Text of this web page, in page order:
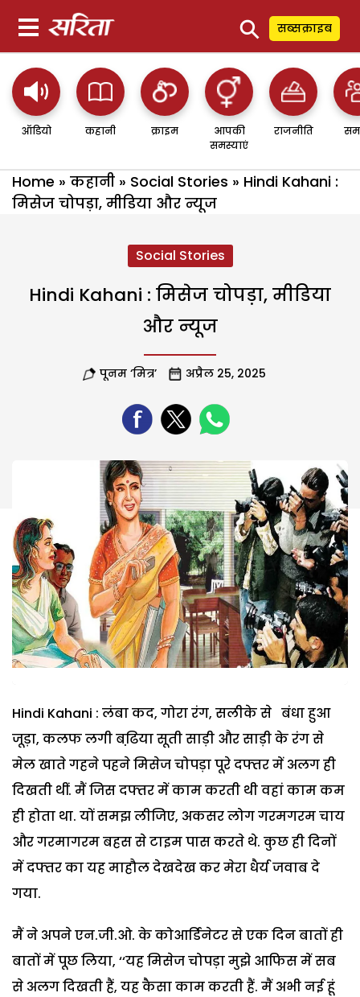
⚲ सब्सक्राइब
ऑडियो कहानी क्राइम
आपकी
समस्याएं
राजनीति
Home » कहानी » Social Stories » Hindi Kahani :
मिसेज चोपड़ा, मीडिया और न्यूज
Social Stories
Hindi Kahani : मिसेज चोपड़ा, मीडिया
और न्यूज
पूनम ‘मित्र’ अप्रैल 25, 2025
Hindi Kahani : लंबा कद, गोरा रंग, सलीके से बंधा हुआ
जूड़ा, कलफ लगी बढि़या सूती साड़ी और साड़ी के रंग से
मेल खाते गहने पहने मिसेज चोपड़ा पूरे दफ्तर में अलग ही
दिखती थीं. मैं जिस दफ्तर में काम करती थी वहां काम कम
ही होता था. यों समझ लीजिए, अकसर लोग गरमगरम चाय
और गरमागरम बहस से टाइम पास करते थे. कुछ ही दिनों
में दफ्तर का यह माहौल देखदेख कर मेरा धैर्य जवाब दे
गया.
मैं ने अपने एन.जी.ओ. के कोआर्डिनेटर से एक दिन बातों ही
बातों में पूछ लिया, ‘‘यह मिसेज चोपड़ा मुझे आफिस में सब
से अलग दिखती हैं, यह कैसा काम करती हैं. मैं अभी नई हूं